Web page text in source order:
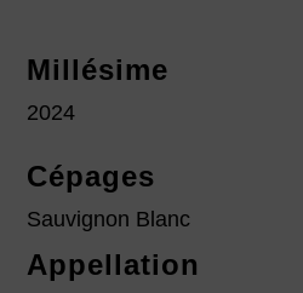
Millésime
2024
Cépages
Sauvignon Blanc
Appellation